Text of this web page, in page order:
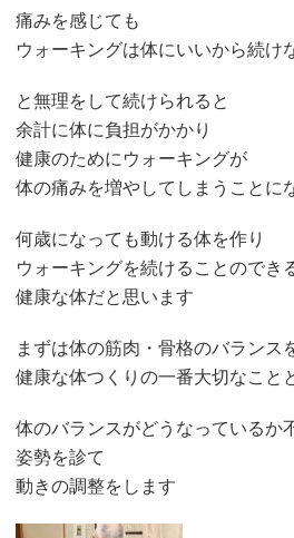
痛みを感じても
ウォーキングは体にいいから続け
と無理をして続けられると
余計に体に負担がかかり
健康のためにウォーキングが
体の痛みを増やしてしまうことに
何歳になっても動ける体を作り
ウォーキングを続けることのでき
健康な体だと思います
まずは体の筋肉・骨格のバランス
健康な体つくりの一番大切なこと
体のバランスがどうなっているか
姿勢を診て
動きの調整をします